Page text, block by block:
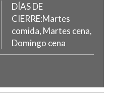
DÍAS DE
CIERRE:Martes
comida, Martes cena,
Domingo cena